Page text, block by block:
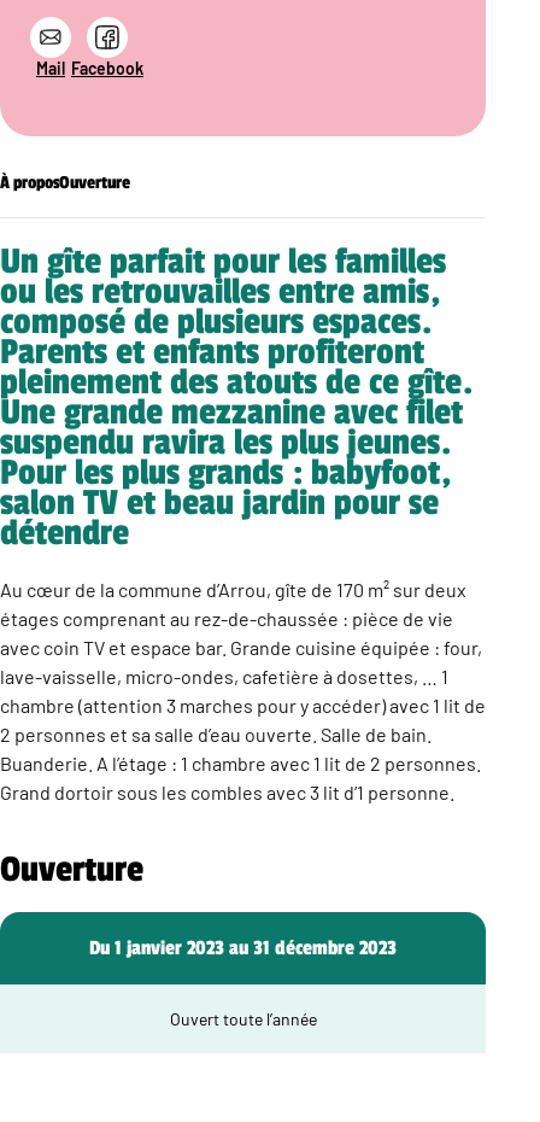
Mail Facebook
À proposOuverture
Un gîte parfait pour les familles
ou les retrouvailles entre amis,
composé de plusieurs espaces.
Parents et enfants profiteront
pleinement des atouts de ce gîte.
Une grande mezzanine avec filet
suspendu ravira les plus jeunes.
Pour les plus grands : babyfoot,
salon TV et beau jardin pour se
détendre
Au cœur de la commune d’Arrou, gîte de 170 m² sur deux
étages comprenant au rez-de-chaussée : pièce de vie
avec coin TV et espace bar. Grande cuisine équipée : four,
lave-vaisselle, micro-ondes, cafetière à dosettes, … 1
chambre (attention 3 marches pour y accéder) avec 1 lit de
2 personnes et sa salle d’eau ouverte. Salle de bain.
Buanderie. A l’étage : 1 chambre avec 1 lit de 2 personnes.
Grand dortoir sous les combles avec 3 lit d’1 personne.
Ouverture
Du 1 janvier 2023 au 31 décembre 2023
Ouvert toute l’année